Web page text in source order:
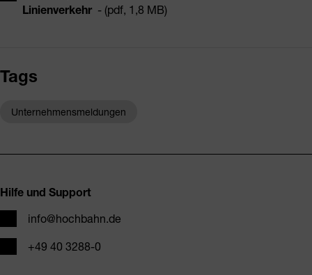
Linienverkehr - (pdf, 1,8 MB)
Tags
Unternehmensmeldungen
Hilfe und Support
E-Mailinfo@hochbahn.de
Telefon+49 40 3288-0